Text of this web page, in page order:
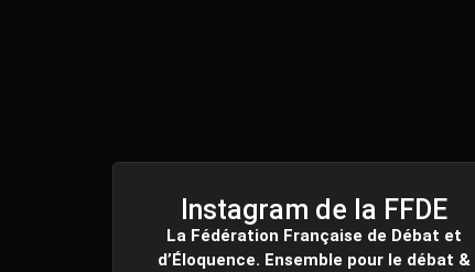
Instagram de la FFDE
La Fédération Française de Débat et
d’Éloquence. Ensemble pour le débat &